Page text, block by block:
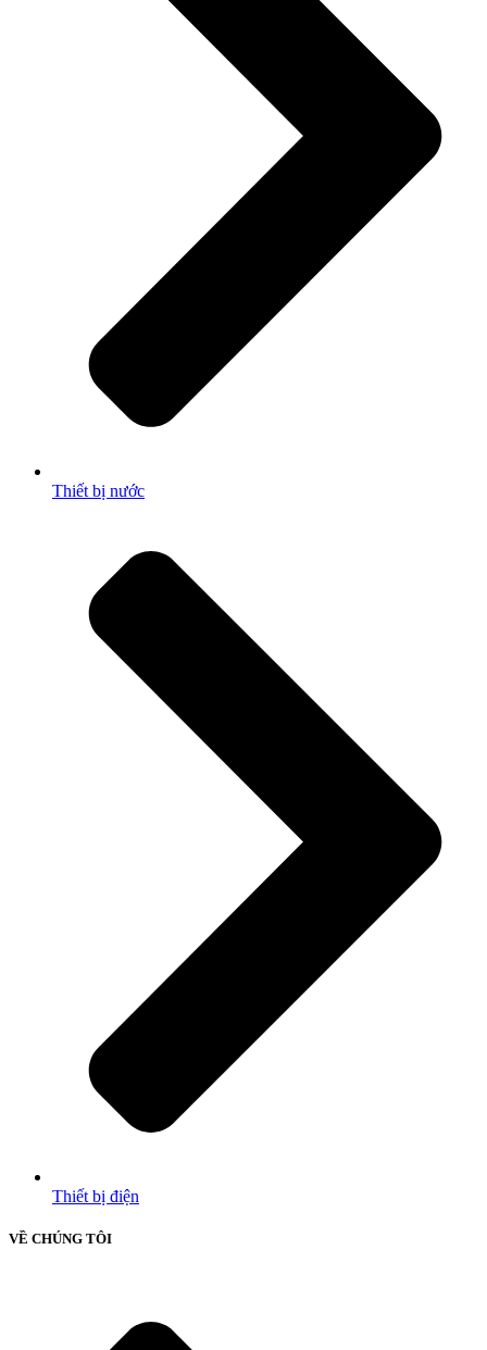
Thiết bị nước
Thiết bị điện
VỀ CHÚNG TÔI